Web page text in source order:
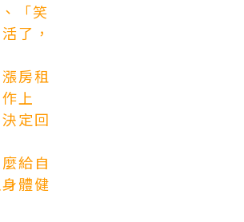
「笑
了，
房租
上
定回
給自
體健